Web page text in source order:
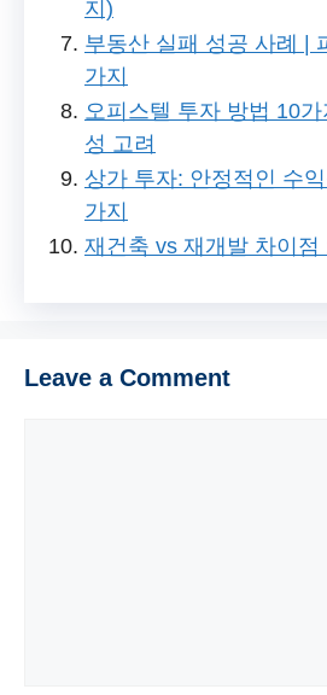
지)
부동산 실패 성공 사례 |
가지
오피스텔 투자 방법 10
성 고려
상가 투자: 안정적인 수
가지
재건축 vs 재개발 차이점
Leave a Comment